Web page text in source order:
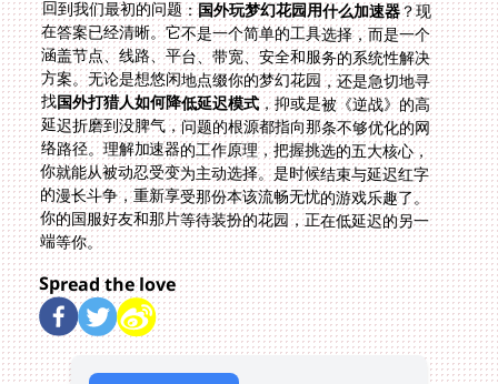
回到我们最初的问题：国外玩梦幻花园用什么加速器？现
在答案已经清晰。它不是一个简单的工具选择，而是一个
涵盖节点、线路、平台、带宽、安全和服务的系统性解决
方案。无论是想悠闲地点缀你的梦幻花园，还是急切地寻
找国外打猎人如何降低延迟模式，抑或是被《逆战》的高
延迟折磨到没脾气，问题的根源都指向那条不够优化的网
络路径。理解加速器的工作原理，把握挑选的五大核心，
你就能从被动忍受变为主动选择。是时候结束与延迟红字
的漫长斗争，重新享受那份本该流畅无忧的游戏乐趣了。
你的国服好友和那片等待装扮的花园，正在低延迟的另一
端等你。
Spread the love